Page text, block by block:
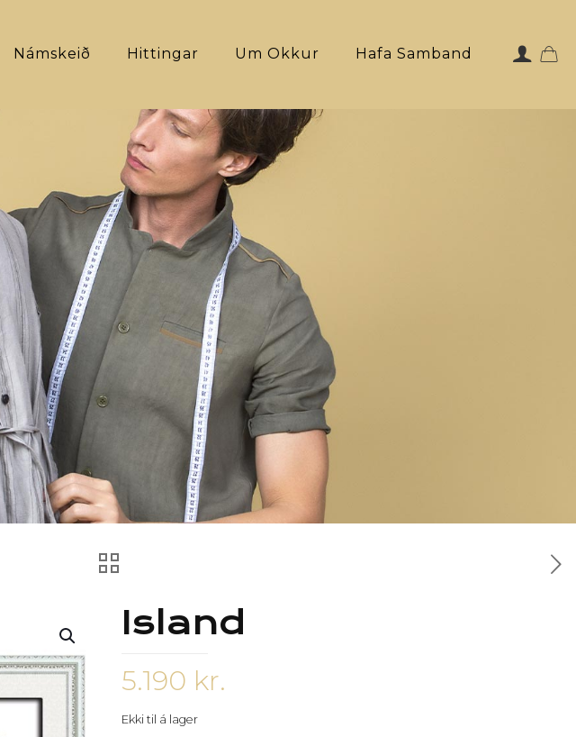
Námskeið Hittingar Um Okkur Hafa Samband
Island
5.190 kr.
Ekki til á lager